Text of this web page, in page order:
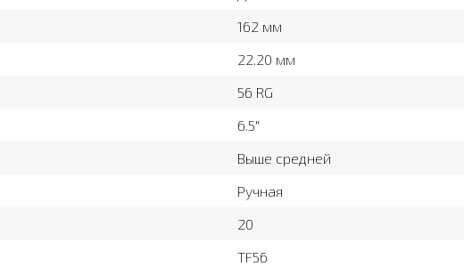
162 мм
22.20 мм
56 RG
6.5″
Выше средней
Ручная
20
TF56